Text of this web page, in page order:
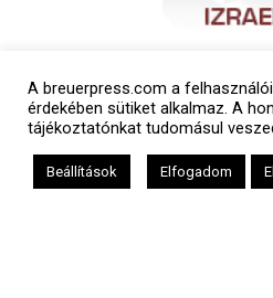
A breuerpress.com a
érdekében sütiket alkalmaz. A
tájékoztatónkat tudomásul
Beállítások Elfogadom